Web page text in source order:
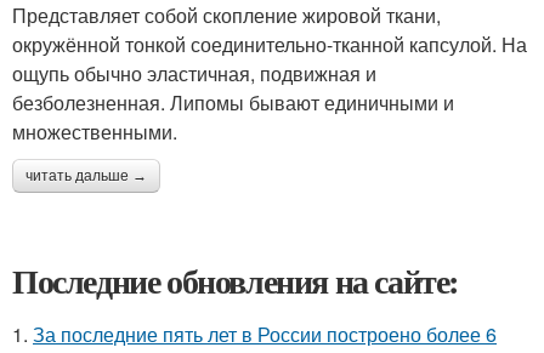
Представляет собой скопление жировой ткани,
окружённой тонкой соединительно-тканной капсулой. На
ощупь обычно эластичная, подвижная и
безболезненная. Липомы бывают единичными и
множественными.
читать дальше →
Последние обновления на сайте:
1. За последние пять лет в России построено более 6